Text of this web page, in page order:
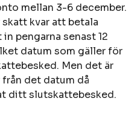
mellan 3-6 december.
kvar att betala
pengarna senast 12
datum som gäller för
Men det är
det datum då
ditt slutskattebesked.